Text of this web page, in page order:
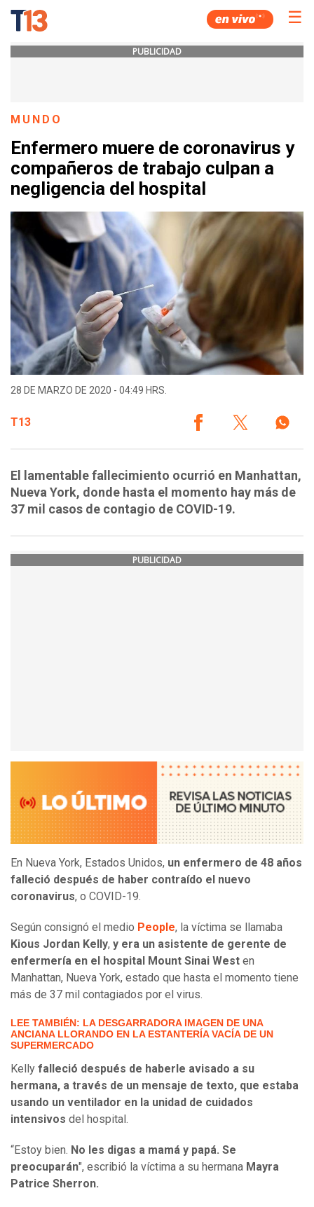
☰
PUBLICIDAD
MUNDO
Enfermero muere de coronavirus y
compañeros de trabajo culpan a
negligencia del hospital
28 DE MARZO DE 2020 - 04:49 HRS.
T13
El lamentable fallecimiento ocurrió en Manhattan,
Nueva York, donde hasta el momento hay más de
37 mil casos de contagio de COVID-19.
PUBLICIDAD
En Nueva York, Estados Unidos, un enfermero de 48 años
falleció después de haber contraído el nuevo
coronavirus, o COVID-19.
Según consignó el medio People, la víctima se llamaba
Kious Jordan Kelly, y era un asistente de gerente de
enfermería en el hospital Mount Sinai West en
Manhattan, Nueva York, estado que hasta el momento tiene
más de 37 mil contagiados por el virus.
LEE TAMBIÉN: LA DESGARRADORA IMAGEN DE UNA
ANCIANA LLORANDO EN LA ESTANTERÍA VACÍA DE UN
SUPERMERCADO
Kelly falleció después de haberle avisado a su
hermana, a través de un mensaje de texto, que estaba
usando un ventilador en la unidad de cuidados
intensivos del hospital.
“Estoy bien. No les digas a mamá y papá. Se
preocuparán", escribió la víctima a su hermana Mayra
Patrice Sherron.